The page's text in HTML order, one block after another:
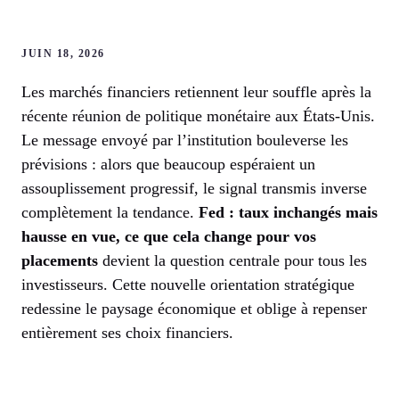
JUIN 18, 2026
Les marchés financiers retiennent leur souffle après la
récente réunion de politique monétaire aux États-Unis.
Le message envoyé par l’institution bouleverse les
prévisions : alors que beaucoup espéraient un
assouplissement progressif, le signal transmis inverse
complètement la tendance. Fed : taux inchangés mais
hausse en vue, ce que cela change pour vos
placements devient la question centrale pour tous les
investisseurs. Cette nouvelle orientation stratégique
redessine le paysage économique et oblige à repenser
entièrement ses choix financiers.